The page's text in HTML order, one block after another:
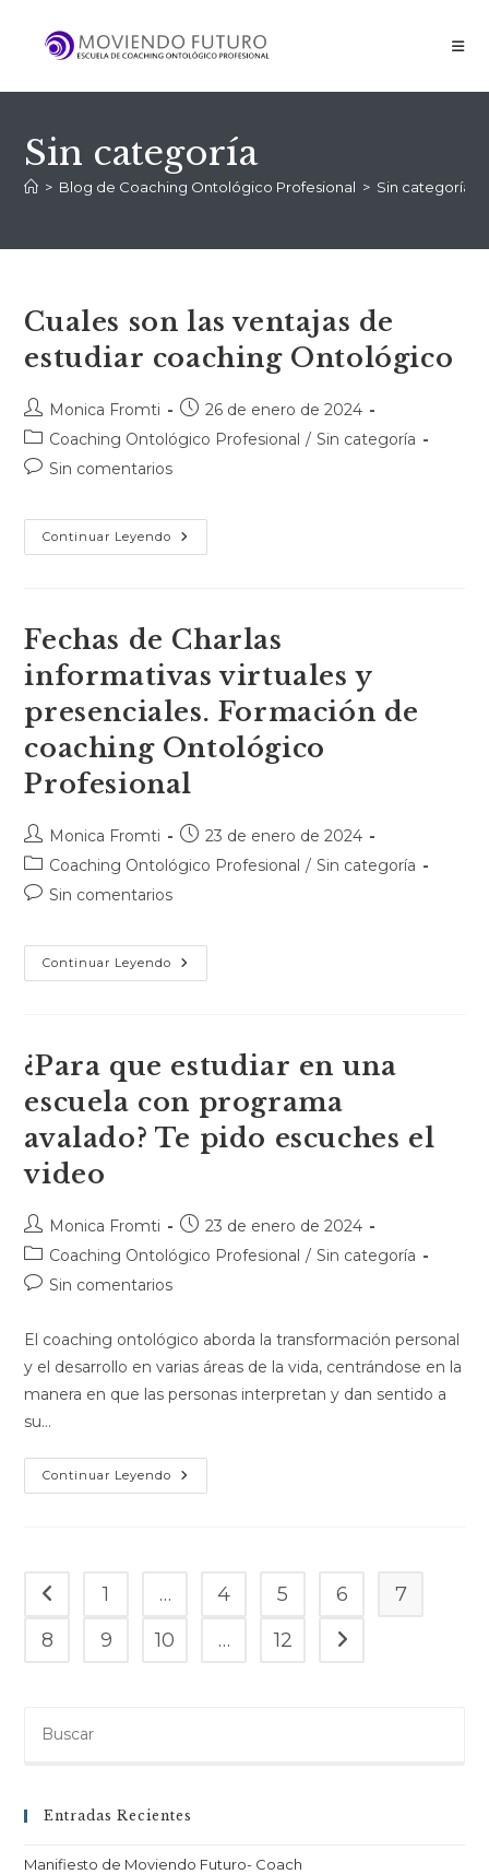
Sin categoría
> Blog de Coaching Ontológico Profesional > Sin categoría
Cuales son las ventajas de
estudiar coaching Ontológico
Monica Fromti
26 de enero de 2024
Coaching Ontológico Profesional / Sin categoría
Sin comentarios
Continuar Leyendo
Fechas de Charlas
informativas virtuales y
presenciales. Formación de
coaching Ontológico
Profesional
Monica Fromti
23 de enero de 2024
Coaching Ontológico Profesional / Sin categoría
Sin comentarios
Continuar Leyendo
¿Para que estudiar en una
escuela con programa
avalado? Te pido escuches el
video
Monica Fromti
23 de enero de 2024
Coaching Ontológico Profesional / Sin categoría
Sin comentarios
El coaching ontológico aborda la transformación personal
y el desarrollo en varias áreas de la vida, centrándose en la
manera en que las personas interpretan y dan sentido a
su…
Continuar Leyendo
1 … 4 5 6
7
8
9 10 … 12
Entradas Recientes
Manifiesto de Moviendo Futuro- Coach